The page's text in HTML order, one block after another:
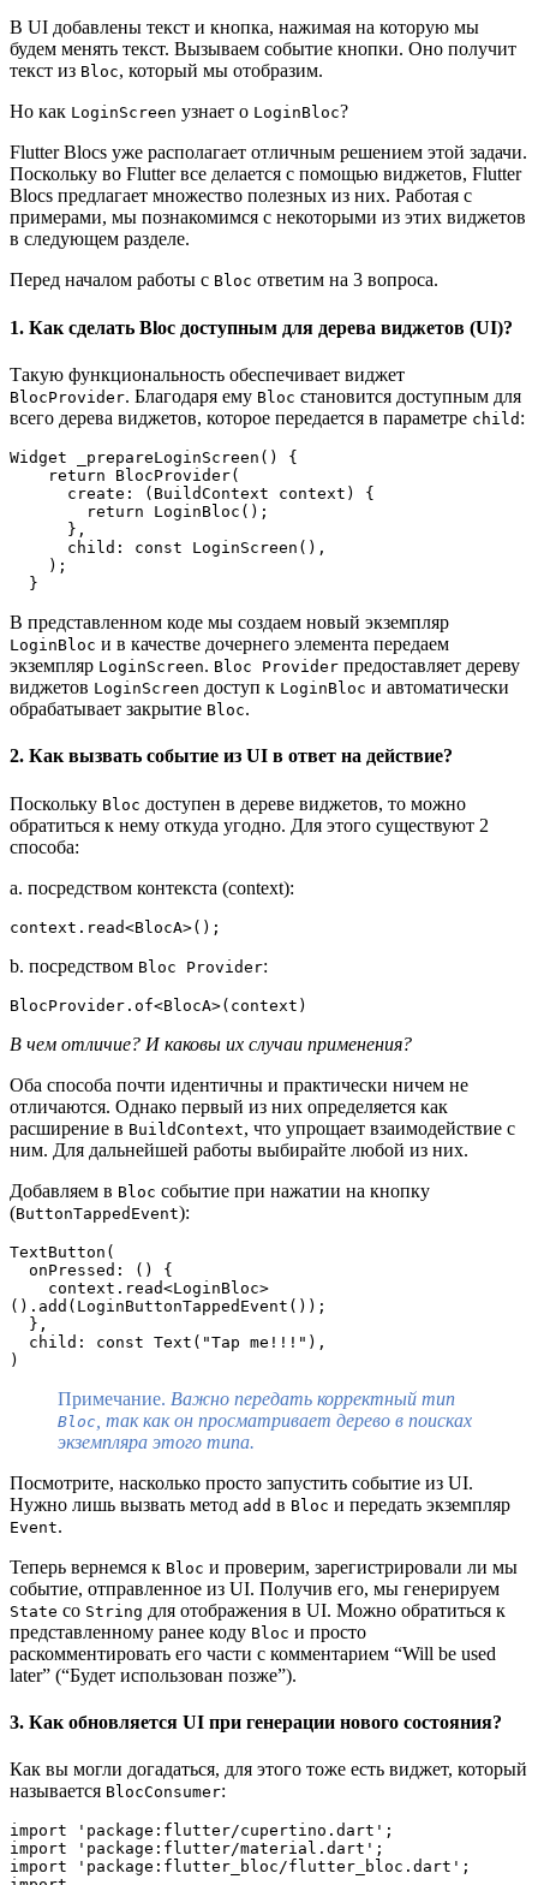
В UI добавлены текст и кнопка, нажимая на которую мы
будем менять текст. Вызываем событие кнопки. Оно получит
текст из Bloc, который мы отобразим.
Но как LoginScreen узнает о LoginBloc?
Flutter Blocs уже располагает отличным решением этой задачи.
Поскольку во Flutter все делается с помощью виджетов, Flutter
Blocs предлагает множество полезных из них. Работая с
примерами, мы познакомимся с некоторыми из этих виджетов
в следующем разделе.
Перед началом работы с Bloc ответим на 3 вопроса.
1. Как сделать Bloc доступным для дерева виджетов (UI)?
Такую функциональность обеспечивает виджет
BlocProvider. Благодаря ему Bloc становится доступным для
всего дерева виджетов, которое передается в параметре child :
Widget _prepareLoginScreen() {
    return BlocProvider(
      create: (BuildContext context) {
        return LoginBloc();
      },
      child: const LoginScreen(),
    );
  }
В представленном коде мы создаем новый экземпляр
LoginBloc и в качестве дочернего элемента передаем
экземпляр LoginScreen. Bloc Provider предоставляет дереву
виджетов LoginScreen доступ к LoginBloc и автоматически
обрабатывает закрытие Bloc.
2. Как вызвать событие из UI в ответ на действие?
Поскольку Bloc доступен в дереве виджетов, то можно
обратиться к нему откуда угодно. Для этого существуют 2
способа:
a. посредством контекста (context):
context.read<BlocA>();
b. посредством Bloc Provider:
BlocProvider.of<BlocA>(context)
В чем отличие? И каковы их случаи применения?
Оба способа почти идентичны и практически ничем не
отличаются. Однако первый из них определяется как
расширение в BuildContext, что упрощает взаимодействие с
ним. Для дальнейшей работы выбирайте любой из них.
Добавляем в Bloc событие при нажатии на кнопку
(ButtonTappedEvent):
TextButton(
  onPressed: () {
().add(LoginButtonTappedEvent());
  },
  child: const Text("Tap me!!!"),
)
Примечание. Важно передать корректный тип
Bloc , так как он просматривает дерево в поисках
экземпляра этого типа.
Посмотрите, насколько просто запустить событие из UI.
Нужно лишь вызвать метод add в Bloc и передать экземпляр
Event.
Теперь вернемся к Bloc и проверим, зарегистрировали ли мы
событие, отправленное из UI. Получив его, мы генерируем
State со String для отображения в UI. Можно обратиться к
представленному ранее коду Bloc и просто
раскомментировать его части с комментарием “Will be used
later” (“Будет использован позже”).
3. Как обновляется UI при генерации нового состояния?
Как вы могли догадаться, для этого тоже есть виджет, который
называется BlocConsumer:
import 'package:flutter/cupertino.dart';
import 'package:flutter/material.dart';
import 'package:flutter_bloc/flutter_bloc.dart';